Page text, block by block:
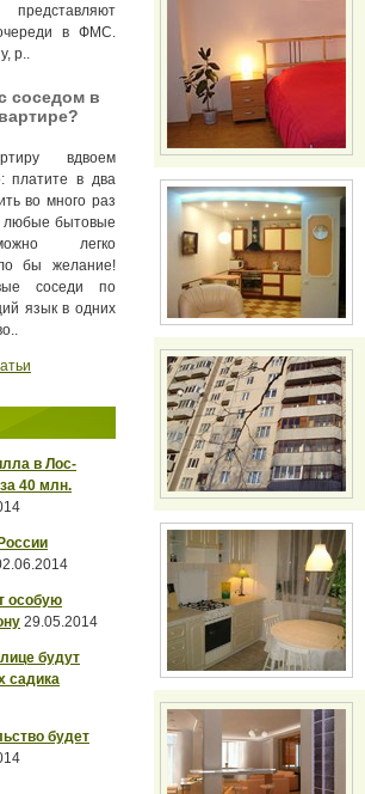
представляют
очереди в ФМС.
р..
соседом в
вдвоем
платите в два
во много раз
любые бытовые
легко
бы желание!
соседи по
язык в одних
в Лос-
40 млн.
особую
29.05.2014
будут
садика
будет